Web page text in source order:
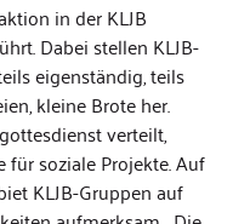
in der KLJB
Dabei stellen KLJB-
eigenständig, teils
kleine Brote her.
verteilt,
soziale Projekte. Auf
KLJB-Gruppen auf